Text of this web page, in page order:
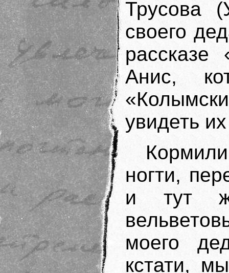
Трусова
своего
Анис,
увидеть
ногти,
и тут
моего
кстати,